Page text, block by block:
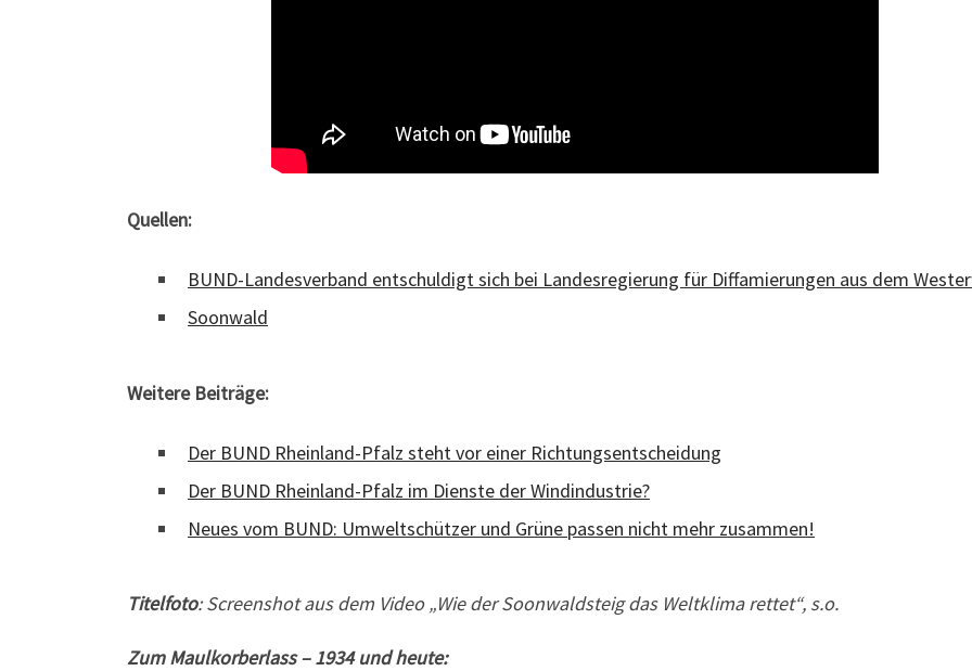
Quellen:
BUND-Landesverband entschuldigt sich bei Landesregierung für Diffamierungen aus dem
Soonwald
Weitere Beiträge:
Der BUND Rheinland-Pfalz steht vor einer Richtungsentscheidung
Der BUND Rheinland-Pfalz im Dienste der Windindustrie?
Neues vom BUND: Umweltschützer und Grüne passen nicht mehr zusammen!
Titelfoto: Screenshot aus dem Video „Wie der Soonwaldsteig das Weltklima rettet“, s.o.
Zum Maulkorberlass – 1934 und heute: